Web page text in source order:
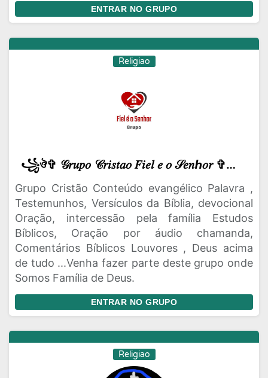
ENTRAR NO GRUPO
Religiao
꧁ঔ✞ 𝒢𝑟𝑢𝑝𝑜 𝒞𝑟𝑖𝑠𝑡𝑎𝑜 𝐹𝑖𝑒𝑙 𝑒 𝑜 𝒮𝑒𝑛ℎ𝑜𝑟 ✞꧂ 🤲
Grupo Cristão Conteúdo evangélico Palavra ,
Testemunhos, Versículos da Bíblia, devocional
Oração, intercessão pela família Estudos
Bíblicos, Oração por áudio chamanda,
Comentários Bíblicos Louvores , Deus acima
de tudo ...Venha fazer parte deste grupo onde
Somos Família de Deus.
ENTRAR NO GRUPO
Religiao